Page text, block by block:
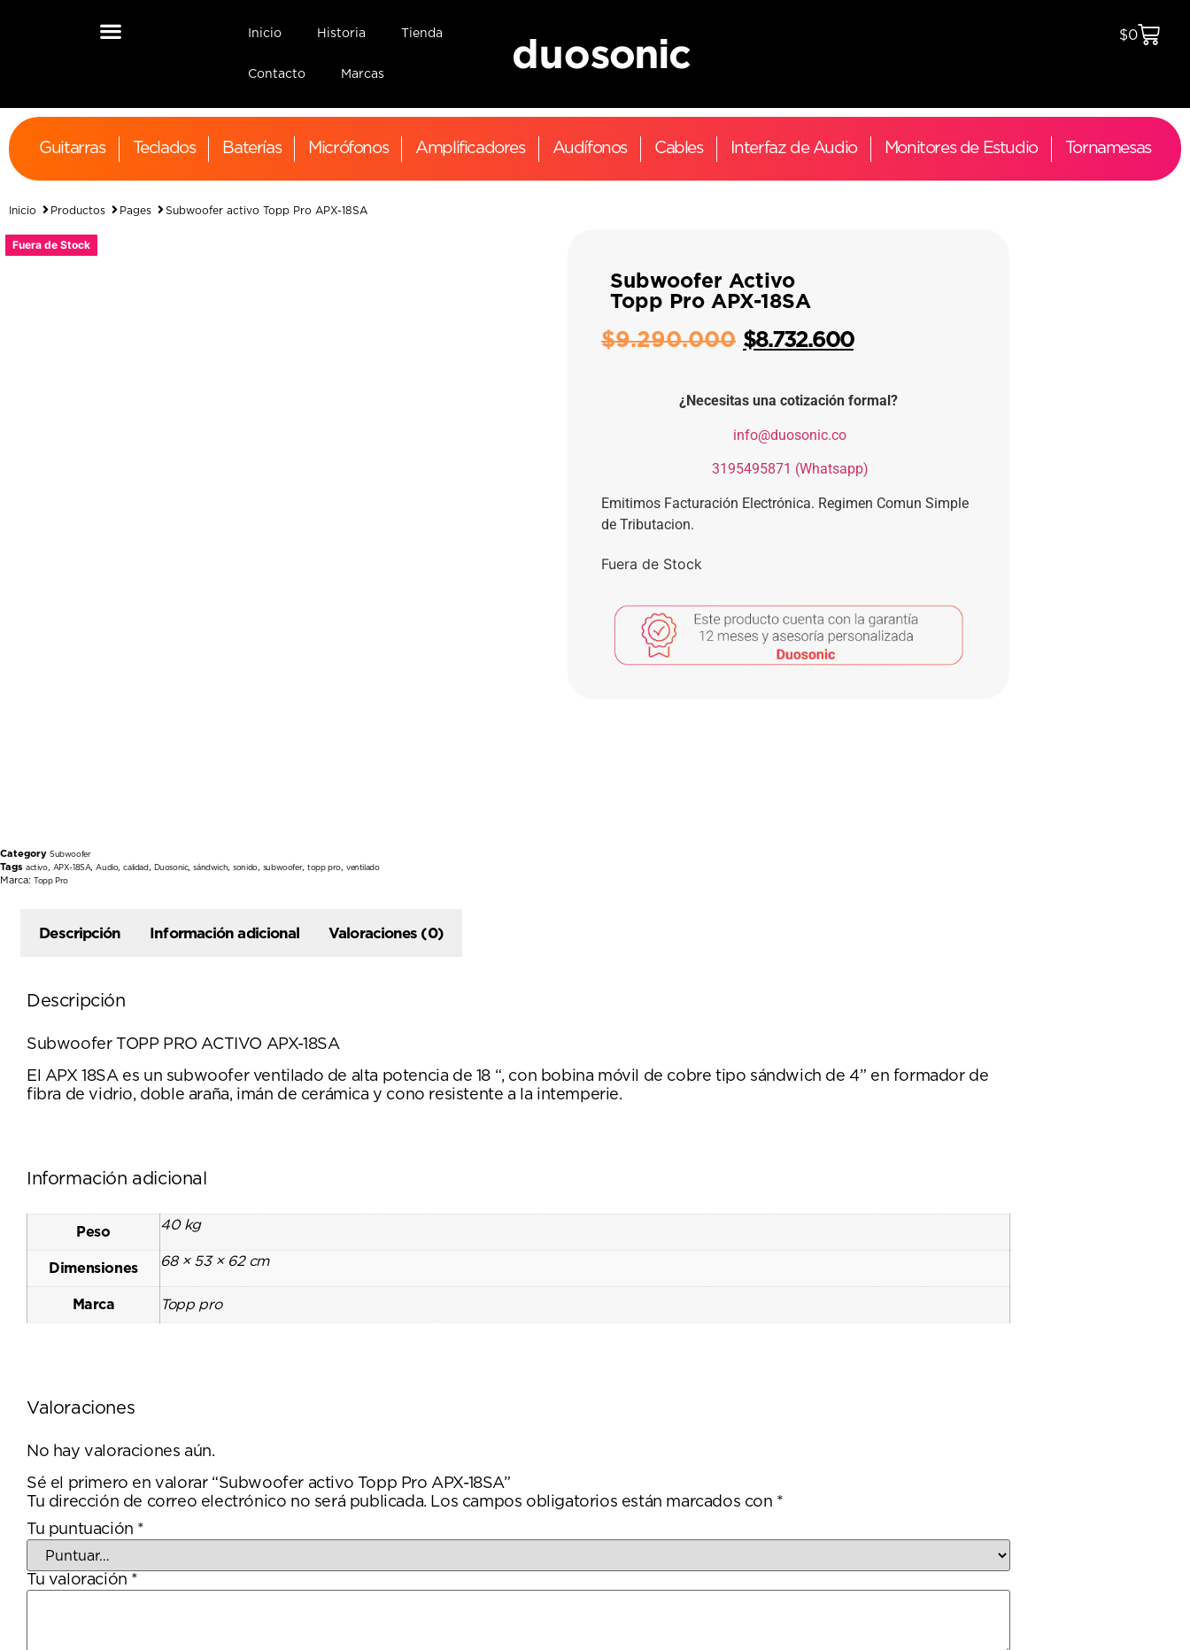
Inicio Historia Tienda
Contacto Marcas
$0
Guitarras Teclados Baterías Micrófonos Amplificadores Audífonos Cables Interfaz de Audio Monitores de Estudio Tornamesas
Inicio Productos Pages Subwoofer activo Topp Pro APX-18SA
Fuera de Stock
Category Subwoofer
Tags activo, APX-18SA, Audio,calidad, Duosonic,sándwich,sonido, subwoofer,topp pro,ventilado
Marca: Topp Pro
Subwoofer Activo
Topp Pro APX-18SA
$9.290.000 $8.732.600
¿Necesitas una cotización formal?
info@duosonic.co
3195495871 (Whatsapp)
Emitimos Facturación Electrónica. Regimen Comun Simple
de Tributacion.
Fuera de Stock
Descripción Información adicional Valoraciones (0)
Descripción
Subwoofer TOPP PRO ACTIVO APX-18SA
El APX 18SA es un subwoofer ventilado de alta potencia de 18 “, con bobina móvil de cobre tipo sándwich de 4” en formador de
fibra de vidrio, doble araña, imán de cerámica y cono resistente a la intemperie.
Información adicional
Peso 40 kg
Dimensiones 68 × 53 × 62 cm
Marca Topp pro
Valoraciones
No hay valoraciones aún.
Sé el primero en valorar “Subwoofer activo Topp Pro APX-18SA”
Tu dirección de correo electrónico no será publicada. Los campos obligatorios están marcados con *
Tu puntuación *
Tu valoración *